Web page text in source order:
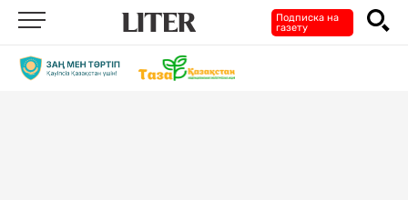
Подписка на
газету